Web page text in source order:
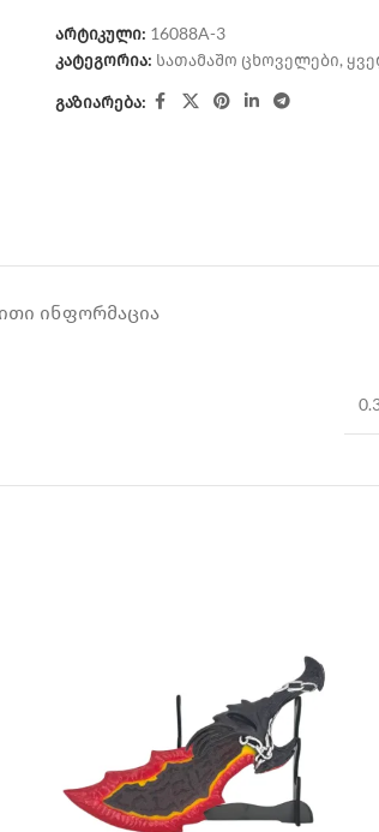
არტიკული: 16088A-3
კატეგორია: სათამაშო ცხოველები,
გაზიარება:
ᲘᲜᲤᲝᲠᲛᲐᲪᲘᲐ